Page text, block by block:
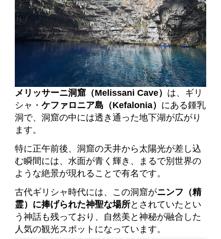
メリッサーニ洞窟（Melissani Cave） は、ギリ
シャ・ ケファロニア島（Kefalonia） にある鍾乳
洞で、洞窟の中には透き通った地下湖が広がり
ます。
特に正午前後、洞窟の天井から太陽光が差し込
む瞬間には、水面が青く輝き、まるで別世界の
ような絶景が現れることで有名です。
古代ギリシャ時代には、この洞窟がニンフ（精
霊）に捧げられた神聖な場所とされていたとい
う神話も残っており、自然美と神秘が融合した
人気の観光スポットになっています。